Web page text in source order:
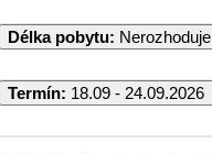
Délka pobytu: Nerozhoduje
Termín: 18.09 - 24.09.2026